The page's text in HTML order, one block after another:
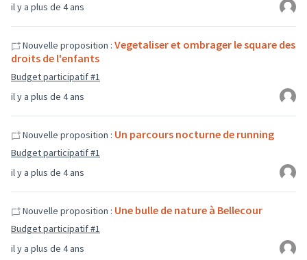
il y a plus de 4 ans
il y a plus de 4 ans
Nouvelle proposition : Vegetaliser et ombrager le square des
droits de l'enfants
Budget participatif #1
il y a plus de 4 ans
Nouvelle proposition : Un parcours nocturne de running
Budget participatif #1
il y a plus de 4 ans
Nouvelle proposition : Une bulle de nature à Bellecour
Budget participatif #1